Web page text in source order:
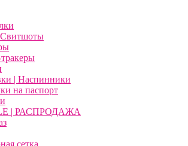
| Наспинники
на паспорт
| РАСПРОДАЖА
сетка